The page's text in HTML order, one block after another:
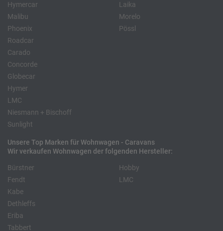
Hymercar
Malibu
Phoenix
Roadcar
Laika
Morelo
Pössl
Carado
Concorde
Globecar
Hymer
LMC
Niesmann + Bischoff
Sunlight
Unsere Top Marken für Wohnwagen - Caravans
Wir verkaufen Wohnwagen der folgenden Hersteller:
Bürstner
Fendt
Kabe
Hobby
LMC
Dethleffs
Eriba
Tabbert